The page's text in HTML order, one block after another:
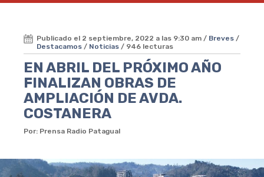
Publicado el 2 septiembre, 2022 a las 9:30 am / Breves /
Destacamos / Noticias / 946 lecturas
EN ABRIL DEL PRÓXIMO AÑO
FINALIZAN OBRAS DE
AMPLIACIÓN DE AVDA.
COSTANERA
Por: Prensa Radio Patagual